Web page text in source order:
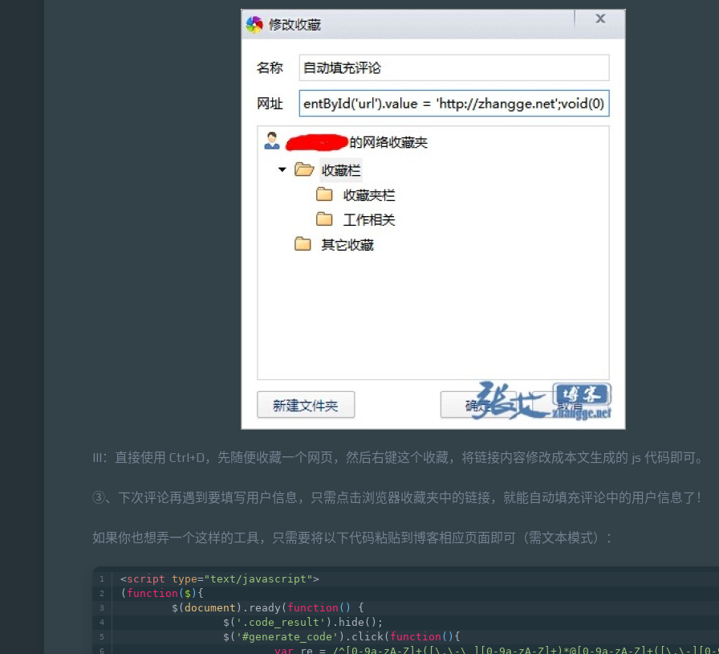
III：直接使用 Ctrl+D，先随便收藏一个网页，然后右键这个收藏，将链接内容修改成本文生成的 js 代码即可。
③、下次评论再遇到要填写用户信息，只需点击浏览器收藏夹中的链接，就能自动填充评论中的用户信息了！
如果你也想弄一个这样的工具，只需要将以下代码粘贴到博客相应页面即可（需文本模式）：
<script type="text/javascript">
( function ( $ ) {
	$(
document ).ready( function ( ) {
		$(
'.code_result' ).hide();
		$(
'#generate_code' ).click( function ( ) {
var re = /^[0-9a-zA-Z]+([\.\-\_][0-9a-zA-Z]+)*@[0-9a-zA-Z]+([\.\-][0-